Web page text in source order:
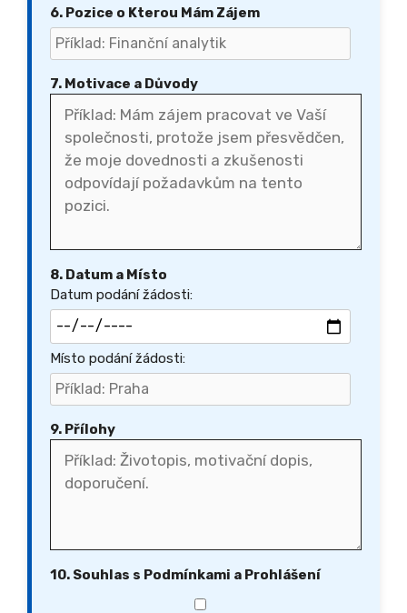
6. Pozice o Kterou Mám Zájem
7. Motivace a Důvody
8. Datum a Místo
Datum podání žádosti:
Místo podání žádosti:
9. Přílohy
10. Souhlas s Podmínkami a Prohlášení